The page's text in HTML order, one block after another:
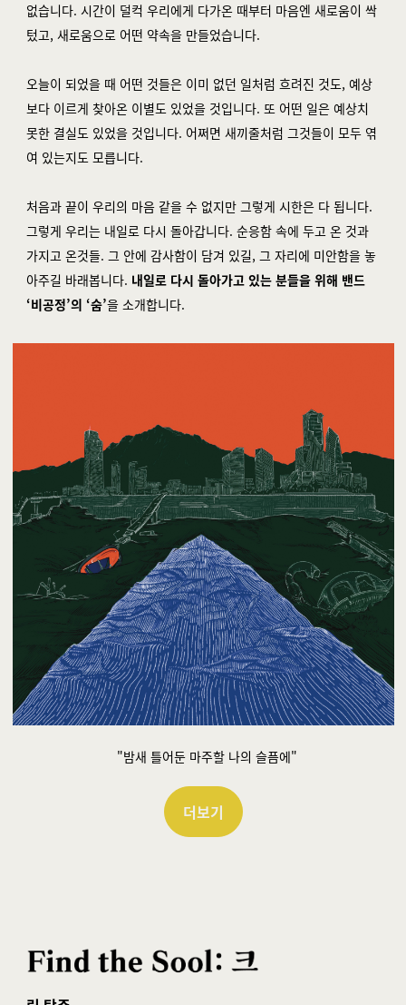
없습니다. 시간이 덜컥 우리에게 다가온 때부터 마음엔 새로움이 싹
텄고, 새로움으로 어떤 약속을 만들었습니다.
오늘이 되었을 때 어떤 것들은 이미 없던 일처럼 흐려진 것도, 예상
보다 이르게 찾아온 이별도 있었을 것입니다. 또 어떤 일은 예상치
못한 결실도 있었을 것입니다. 어쩌면 새끼줄처럼 그것들이 모두 엮
여 있는지도 모릅니다.
처음과 끝이 우리의 마음 같을 수 없지만 그렇게 시한은 다 됩니다.
그렇게 우리는 내일로 다시 돌아갑니다. 순응함 속에 두고 온 것과
가지고 온것들. 그 안에 감사함이 담겨 있길, 그 자리에 미안함을 놓
아주길 바래봅니다. 내일로 다시 돌아가고 있는 분들을 위해 밴드
‘비공정’의 ‘숨’을 소개합니다.
"밤새 틀어둔 마주할 나의 슬픔에"
더보기